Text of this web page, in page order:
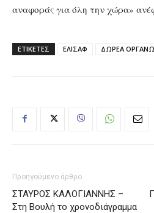
αναφοράς για όλη την χώρα»
ΕΤΙΚΕΤΕΣ ΕΛΙΣΑΦ ΔΩΡΕΑ
Προηγούμενο άρθρο
ΣΤΑΥΡΟΣ ΚΑΛΟΓΙΑΝΝΗΣ –
Στη Βουλή το χρονοδιάγραμμα